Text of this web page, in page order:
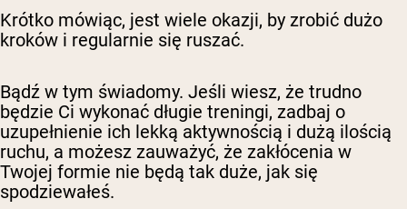
Krótko mówiąc, jest wiele okazji, by zrobić dużo
kroków i regularnie się ruszać.
Bądź w tym świadomy. Jeśli wiesz, że trudno
będzie Ci wykonać długie treningi, zadbaj o
uzupełnienie ich lekką aktywnością i dużą ilością
ruchu, a możesz zauważyć, że zakłócenia w
Twojej formie nie będą tak duże, jak się
spodziewałeś.